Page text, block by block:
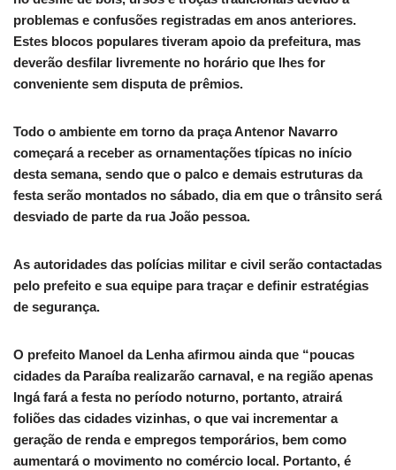
problemas e confusões registradas em anos anteriores.
Estes blocos populares tiveram apoio da prefeitura, mas
deverão desfilar livremente no horário que lhes for
conveniente sem disputa de prêmios.
Todo o ambiente em torno da praça Antenor Navarro
começará a receber as ornamentações típicas no início
desta semana, sendo que o palco e demais estruturas da
festa serão montados no sábado, dia em que o trânsito será
desviado de parte da rua João pessoa.
As autoridades das polícias militar e civil serão contactadas
pelo prefeito e sua equipe para traçar e definir estratégias
de segurança.
O prefeito Manoel da Lenha afirmou ainda que “poucas
cidades da Paraíba realizarão carnaval, e na região apenas
Ingá fará a festa no período noturno, portanto, atrairá
foliões das cidades vizinhas, o que vai incrementar a
geração de renda e empregos temporários, bem como
aumentará o movimento no comércio local. Portanto, é